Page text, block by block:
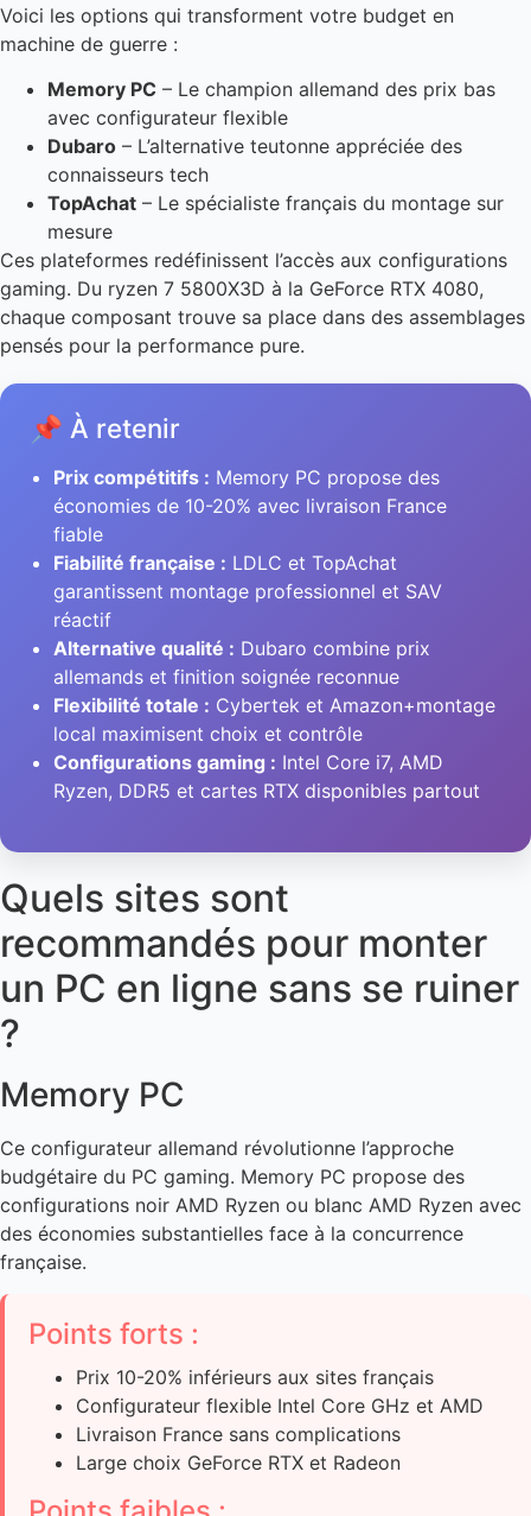
Voici les options qui transforment votre budget en
machine de guerre :
Memory PC – Le champion allemand des prix bas
avec configurateur flexible
Dubaro – L’alternative teutonne appréciée des
connaisseurs tech
TopAchat – Le spécialiste français du montage sur
mesure
Ces plateformes redéfinissent l’accès aux configurations
gaming. Du ryzen 7 5800X3D à la GeForce RTX 4080,
chaque composant trouve sa place dans des assemblages
pensés pour la performance pure.
📌 À retenir
Prix compétitifs : Memory PC propose des
économies de 10-20% avec livraison France
fiable
Fiabilité française : LDLC et TopAchat
garantissent montage professionnel et SAV
réactif
Alternative qualité : Dubaro combine prix
allemands et finition soignée reconnue
Flexibilité totale : Cybertek et Amazon+montage
local maximisent choix et contrôle
Configurations gaming : Intel Core i7, AMD
Ryzen, DDR5 et cartes RTX disponibles partout
Quels sites sont
recommandés pour monter
un PC en ligne sans se ruiner
?
Memory PC
Ce configurateur allemand révolutionne l’approche
budgétaire du PC gaming. Memory PC propose des
configurations noir AMD Ryzen ou blanc AMD Ryzen avec
des économies substantielles face à la concurrence
française.
Points forts :
Prix 10-20% inférieurs aux sites français
Configurateur flexible Intel Core GHz et AMD
Livraison France sans complications
Large choix GeForce RTX et Radeon